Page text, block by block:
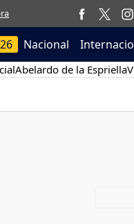
Nacional
Abelardo de la Espriella